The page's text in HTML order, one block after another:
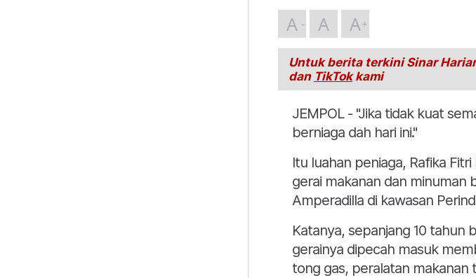
A A A
Untuk berita terkini Sinar
dan TikTokkami
JEMPOL - "Jika tidak kuat
berniaga dah hari ini."
Itu luahan peniaga, Rafika
gerai makanan dan minuman
Amperadilla di kawasan
Katanya, sepanjang 10 tahun
gerainya dipecah masuk
tong gas, peralatan makanan